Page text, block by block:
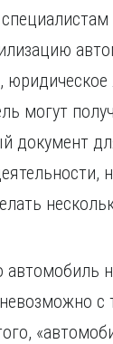
могут
документ
с